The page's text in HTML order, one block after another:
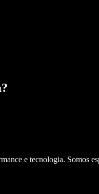
?
e tecnologia. Somos